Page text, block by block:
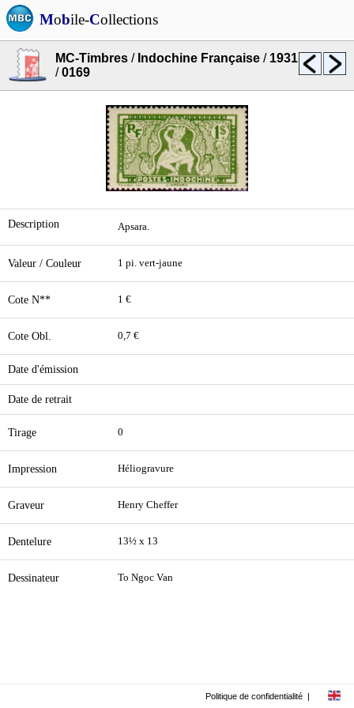
Mobile-Collections
MC-Timbres / Indochine Française / 1931
/0169
Description Apsara.
Valeur / Couleur 1 pi. vert-jaune
Cote N** 1 €
Cote Obl. 0,7 €
Date d'émission
Date de retrait
Tirage 0
Impression Héliogravure
Graveur Henry Cheffer
Dentelure 13½ x 13
Dessinateur To Ngoc Van
Politique de confidentialité |